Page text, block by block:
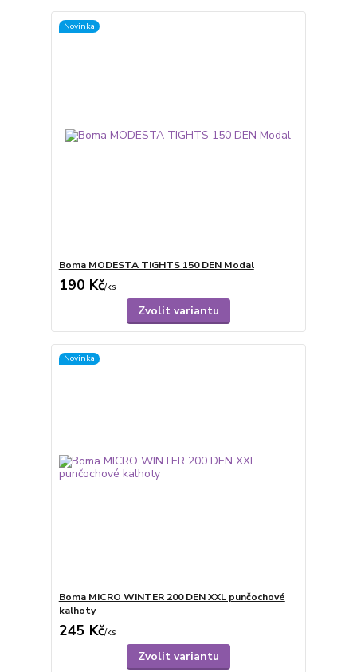
Novinka
Boma MODESTA TIGHTS 150 DEN Modal
190 Kč/ks
Zvolit variantu
Novinka
Boma MICRO WINTER 200 DEN XXL punčochové
kalhoty
245 Kč/ks
Zvolit variantu